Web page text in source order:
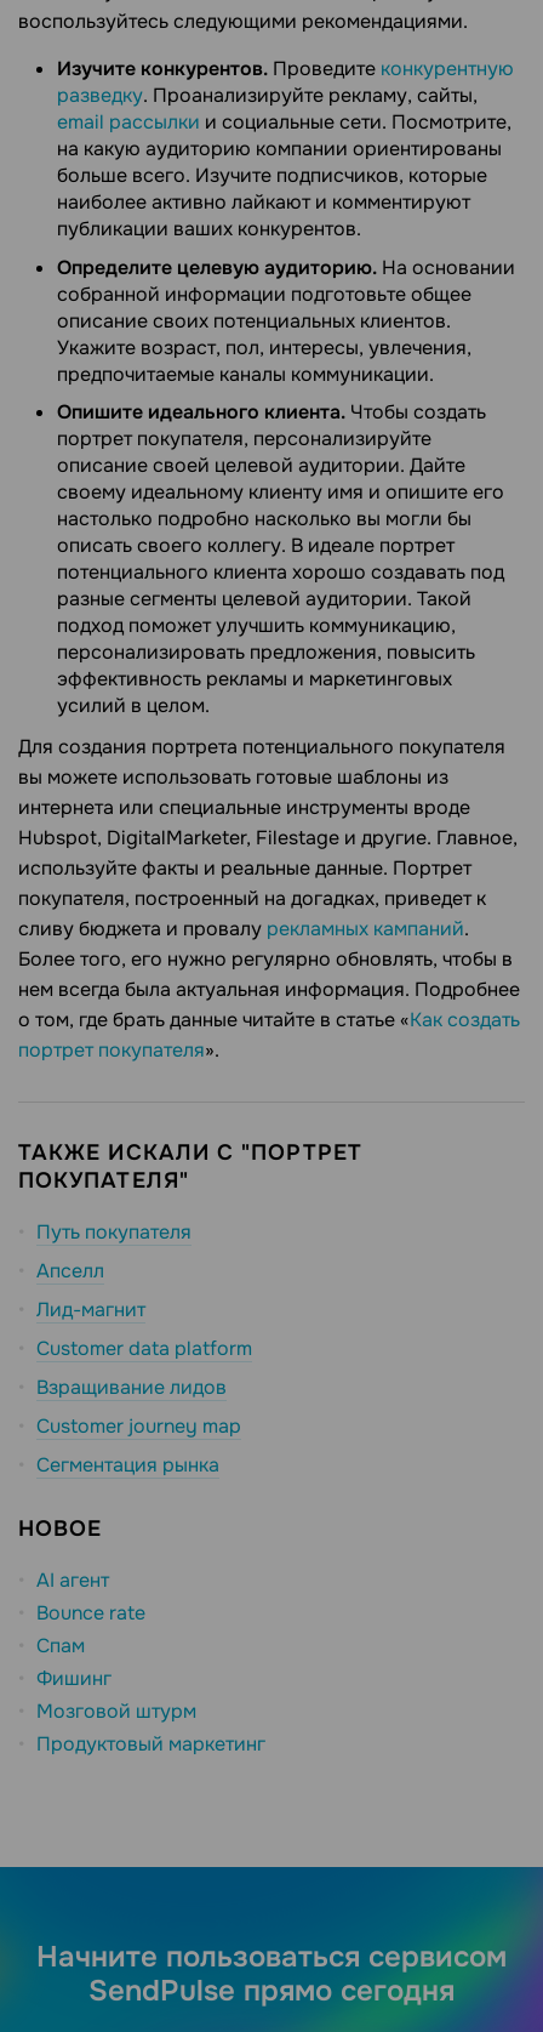
воспользуйтесь следующими рекомендациями.
Изучите конкурентов. Проведите конкурентную
разведку. Проанализируйте рекламу, сайты,
email рассылки и социальные сети. Посмотрите,
на какую аудиторию компании ориентированы
больше всего. Изучите подписчиков, которые
наиболее активно лайкают и комментируют
публикации ваших конкурентов.
Определите целевую аудиторию. На основании
собранной информации подготовьте общее
описание своих потенциальных клиентов.
Укажите возраст, пол, интересы, увлечения,
предпочитаемые каналы коммуникации.
Опишите идеального клиента. Чтобы создать
портрет покупателя, персонализируйте
описание своей целевой аудитории. Дайте
своему идеальному клиенту имя и опишите его
настолько подробно насколько вы могли бы
описать своего коллегу. В идеале портрет
потенциального клиента хорошо создавать под
разные сегменты целевой аудитории. Такой
подход поможет улучшить коммуникацию,
персонализировать предложения, повысить
эффективность рекламы и маркетинговых
усилий в целом.
Для создания портрета потенциального покупателя
вы можете использовать готовые шаблоны из
интернета или специальные инструменты вроде
Hubspot, DigitalMarketer, Filestage и другие. Главное,
используйте факты и реальные данные. Портрет
покупателя, построенный на догадках, приведет к
сливу бюджета и провалу рекламных кампаний.
Более того, его нужно регулярно обновлять, чтобы в
нем всегда была актуальная информация. Подробнее
о том, где брать данные читайте в статье «Как создать
портрет покупателя».
ТАКЖЕ ИСКАЛИ С "ПОРТРЕТ
ПОКУПАТЕЛЯ"
Путь покупателя
Апселл
Лид-магнит
Customer data platform
Взращивание лидов
Customer journey map
Сегментация рынка
НОВОЕ
AI агент
Bounce rate
Спам
Фишинг
Мозговой штурм
Продуктовый маркетинг
Начните пользоваться сервисом
SendPulse прямо сегодня